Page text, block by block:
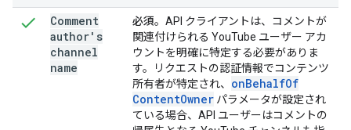
Comment
author's
channel
name
必須。API クライアントは、コメントが
関連付けられる YouTube ユーザー アカ
ウントを明確に特定する必要がありま
す。リクエストの認証情報でコンテンツ
所有者が特定され、 onBehalfOf
ContentOwner パラメータが設定され
ている場合、API ユーザーはコメントの